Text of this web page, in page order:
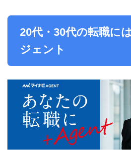
20代・30代の転職に
ジェント